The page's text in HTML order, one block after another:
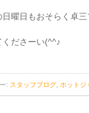
曜日もおそらく卓三
ださーい(^^♪
: スタッフブログ ホットジ